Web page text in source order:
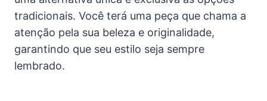
tradicionais. Você terá uma peça que chama a
atenção pela sua beleza e originalidade,
garantindo que seu estilo seja sempre
lembrado.